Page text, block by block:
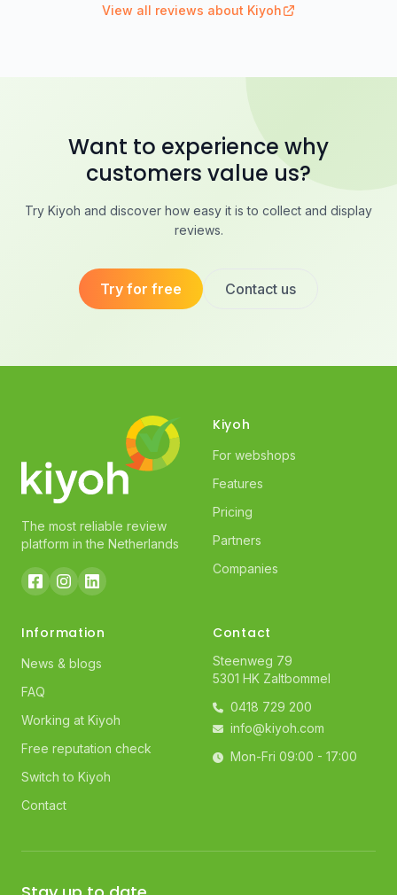
View all reviews about Kiyoh
Want to experience why
customers value us?
Try Kiyoh and discover how easy it is to collect and display
reviews.
Try for free Contact us
The most reliable review
platform in the Netherlands
Kiyoh
For webshops
Features
Pricing
Partners
Companies
Information
News & blogs
FAQ
Working at Kiyoh
Free reputation check
Switch to Kiyoh
Contact
Contact
Steenweg 79
5301 HK Zaltbommel
0418 729 200
info@kiyoh.com
Mon-Fri 09:00 - 17:00